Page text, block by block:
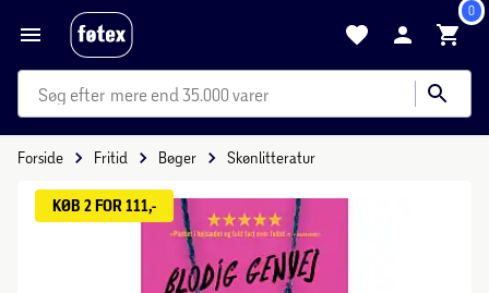
0
mere end 35.000 varer
Forside Fritid Bøger Skønlitteratur
KØB 2 FOR 111,-